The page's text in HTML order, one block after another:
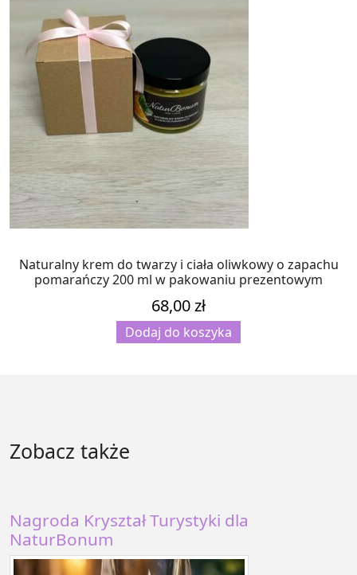
Naturalny krem do twarzy i ciała oliwkowy o zapachu
pomarańczy 200 ml w pakowaniu prezentowym
68,00zł
Dodaj do koszyka
Zobacz także
Nagroda Kryształ Turystyki dla
NaturBonum